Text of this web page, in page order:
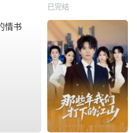
已完结